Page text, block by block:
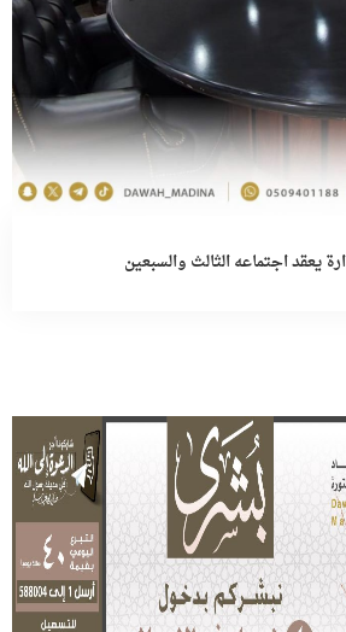
يعقد اجتماعه الثالث والسبعين